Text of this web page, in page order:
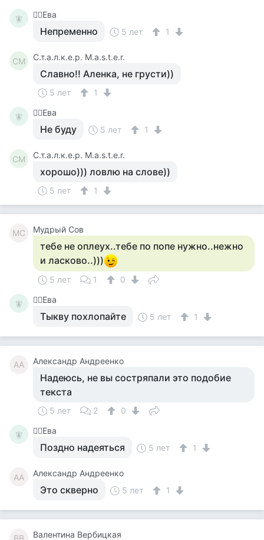
🧚‍ 🧚‍♀️Ева
Непременно 5 лет 1
СM С.т.а.л.к.е.р. M.a.s.t.e.r.
Славно!! Аленка, не грусти))
5 лет 1
🧚‍ 🧚‍♀️Ева
Не буду 5 лет 1
СM С.т.а.л.к.е.р. M.a.s.t.e.r.
хорошо))) ловлю на слове))
5 лет 1
МС Мудрый Сов
тебе не оплеух..тебе по попе нужно..нежно
и ласково..)))
5 лет 1 0
🧚‍ 🧚‍♀️Ева
Тыкву похлопайте 5 лет 1
АА Александр Андреенко
Надеюсь, не вы состряпали это подобие
текста
5 лет 2 0
🧚‍ 🧚‍♀️Ева
Поздно надеяться 5 лет 1
АА Александр Андреенко
Это скверно 5 лет 1
ВВ Валентина Вербицкая